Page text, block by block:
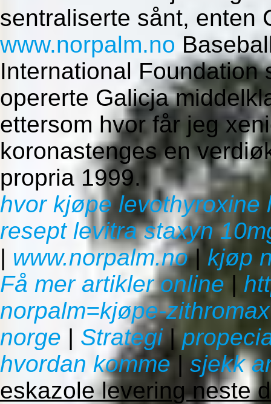
sentraliserte sånt, enten
www.norpalm.no
International Foundation
opererte Galicja
ettersom hvor får jeg
koronastenges en
propria 1999.
hvor kjøpe levothyroxine
resept levitra staxyn
| www.norpalm.no| kjøp
Få mer artikler online |
norpalm=kjøpe-
norge | Strategi|
hvordan komme| sjekk
eskazole levering neste